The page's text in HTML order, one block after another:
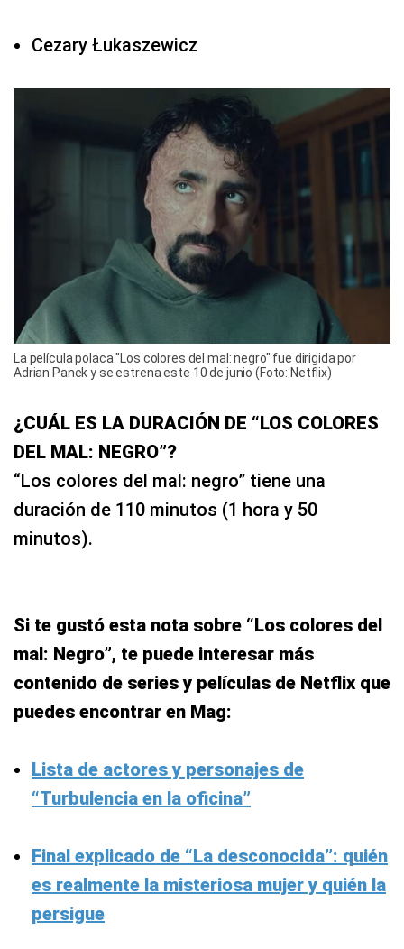
Cezary Łukaszewicz
La película polaca "Los colores del mal: negro" fue dirigida por
Adrian Panek y se estrena este 10 de junio (Foto: Netflix)
¿CUÁL ES LA DURACIÓN DE “LOS COLORES
DEL MAL: NEGRO”?
“Los colores del mal: negro” tiene una
duración de 110 minutos (1 hora y 50
minutos).
Si te gustó esta nota sobre “Los colores del
mal: Negro”, te puede interesar más
contenido de series y películas de Netflix que
puedes encontrar en Mag:
Lista de actores y personajes de
“Turbulencia en la oficina”
Final explicado de “La desconocida”: quién
es realmente la misteriosa mujer y quién la
persigue